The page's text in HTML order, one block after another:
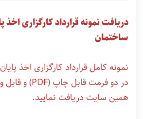
دریافت نمونه قرارداد کارگزاری اخذ
ساختمان
نمونه کامل قرارداد کارگزاری اخذ
همین سایت دریافت نمایید.